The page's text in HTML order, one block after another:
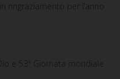
ringraziamento per l’anno
e 53ª Giornata mondiale